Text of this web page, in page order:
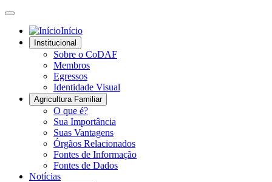
Início
Institucional
Sobre o CoDAF
Membros
Egressos
Identidade Visual
Agricultura Familiar
O que é?
Sua Importância
Suas Vantagens
Órgãos Relacionados
Fontes de Informação
Fontes de Dados
Notícias